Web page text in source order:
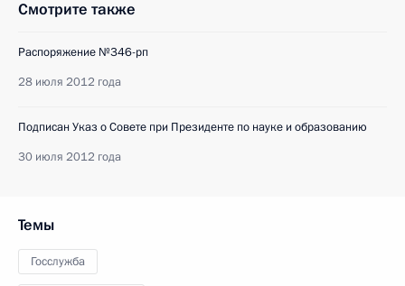
Смотрите также
Распоряжение №346-рп
28 июля 2012 года
Подписан Указ о Совете при Президенте по науке и образованию
30 июля 2012 года
Темы
Госслужба